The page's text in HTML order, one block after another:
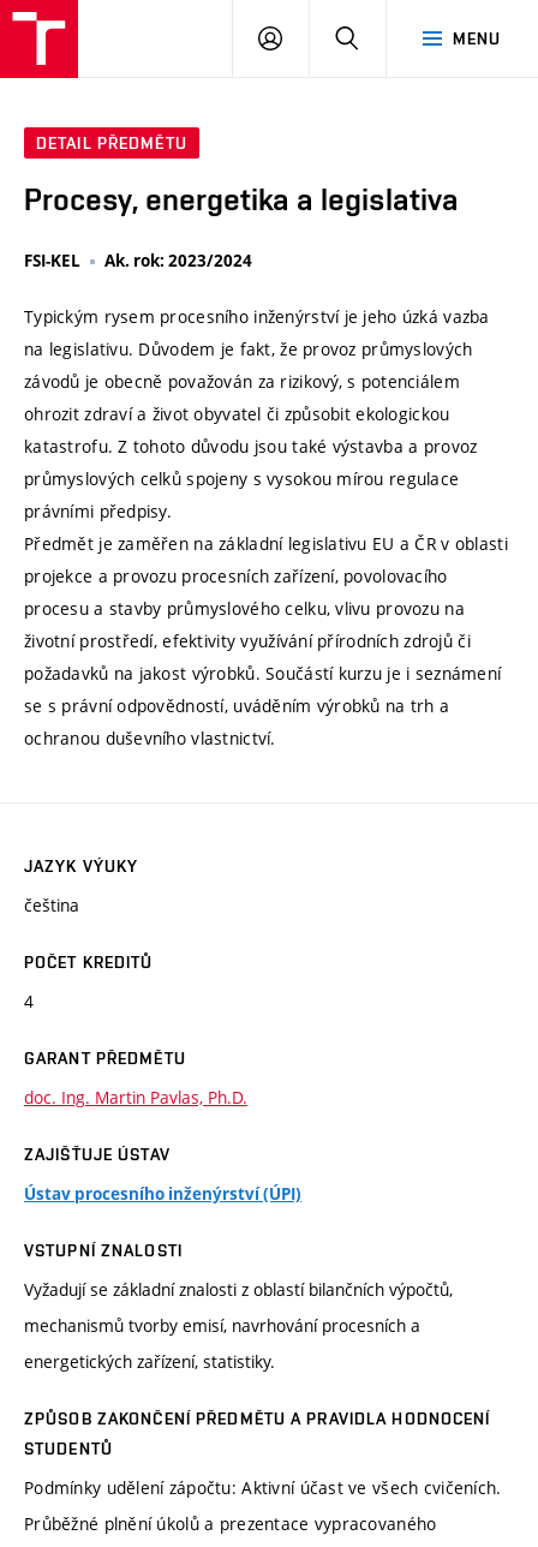
MENU
PŘIHLÁSIT
DETAIL PŘEDMĚTU
Procesy, energetika a legislativa
FSI-KEL Ak. rok: 2023/2024
Typickým rysem procesního inženýrství je jeho úzká vazba
na legislativu. Důvodem je fakt, že provoz průmyslových
závodů je obecně považován za rizikový, s potenciálem
ohrozit zdraví a život obyvatel či způsobit ekologickou
katastrofu. Z tohoto důvodu jsou také výstavba a provoz
průmyslových celků spojeny s vysokou mírou regulace
právními předpisy.
Předmět je zaměřen na základní legislativu EU a ČR v oblasti
projekce a provozu procesních zařízení, povolovacího
procesu a stavby průmyslového celku, vlivu provozu na
životní prostředí, efektivity využívání přírodních zdrojů či
požadavků na jakost výrobků. Součástí kurzu je i seznámení
se s právní odpovědností, uváděním výrobků na trh a
ochranou duševního vlastnictví.
JAZYK VÝUKY
čeština
POČET KREDITŮ
4
GARANT PŘEDMĚTU
doc. Ing. Martin Pavlas, Ph.D.
ZAJIŠŤUJE ÚSTAV
Ústav procesního inženýrství (ÚPI)
VSTUPNÍ ZNALOSTI
Vyžadují se základní znalosti z oblastí bilančních výpočtů,
mechanismů tvorby emisí, navrhování procesních a
energetických zařízení, statistiky.
ZPŮSOB ZAKONČENÍ PŘEDMĚTU A PRAVIDLA HODNOCENÍ
STUDENTŮ
Podmínky udělení zápočtu: Aktivní účast ve všech cvičeních.
Průběžné plnění úkolů a prezentace vypracovaného